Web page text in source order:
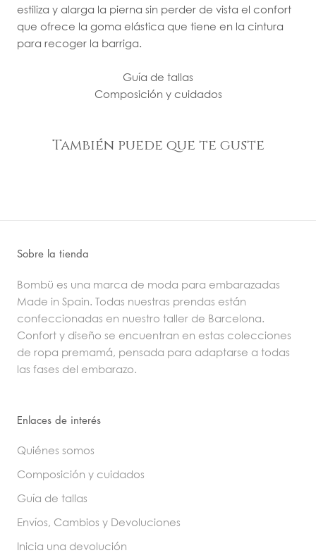
estiliza y alarga la pierna sin perder de vista el confort
que ofrece la goma elástica que tiene en la cintura
para recoger la barriga.
Guía de tallas
Composición y cuidados
También puede que te guste
Sobre la tienda
Bombü es una marca de moda para embarazadas
Made in Spain. Todas nuestras prendas están
confeccionadas en nuestro taller de Barcelona.
Confort y diseño se encuentran en estas colecciones
de ropa premamá, pensada para adaptarse a todas
las fases del embarazo.
Enlaces de interés
Quiénes somos
Composición y cuidados
Guía de tallas
Envíos, Cambios y Devoluciones
Inicia una devolución